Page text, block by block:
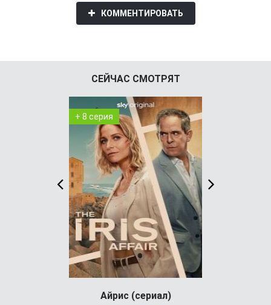
КОММЕНТИРОВАТЬ
СЕЙЧАС СМОТРЯТ
+ 8 серия
Айрис (сериал)